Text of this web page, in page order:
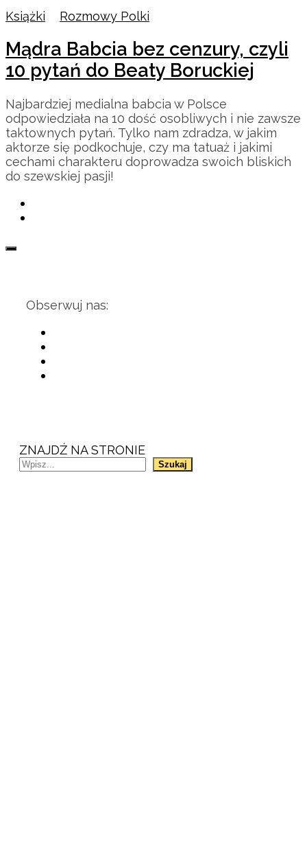
Książki Rozmowy Polki
Mądra Babcia bez cenzury, czyli
10 pytań do Beaty Boruckiej
Najbardziej medialna babcia w Polsce
odpowiedziała na 10 dość osobliwych i nie zawsze
taktownych pytań. Tylko nam zdradza, w jakim
aktorze się podkochuje, czy ma tatuaż i jakimi
cechami charakteru doprowadza swoich bliskich
do szewskiej pasji!
Obserwuj nas:
ZNAJDŹ NA STRONIE
Szukaj